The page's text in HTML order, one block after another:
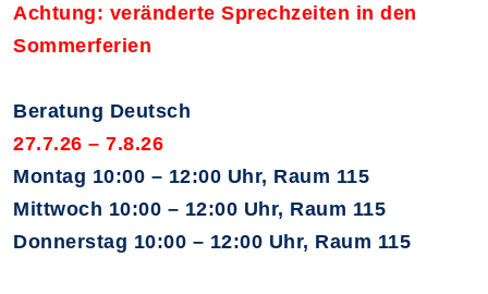
Achtung: veränderte Sprechzeiten in den
Sommerferien
Beratung Deutsch
27.7.26 – 7.8.26
Montag 10:00 – 12:00 Uhr, Raum 115
Mittwoch 10:00 – 12:00 Uhr, Raum 115
Donnerstag 10:00 – 12:00 Uhr, Raum 115